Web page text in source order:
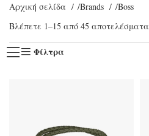
Αρχική σελίδα Brands
Boss
Βλέπετε 1–15 από 45 αποτελέσματα
Φίλτρα